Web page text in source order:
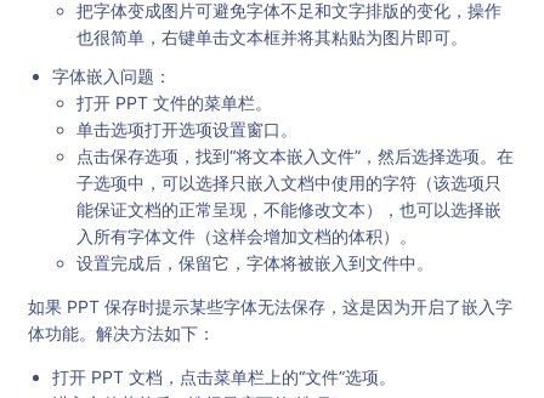
把字体变成图片可避免字体不足和文字排版的变化，操作
也很简单，右键单击文本框并将其粘贴为图片即可。
字体嵌入问题：
打开 PPT 文件的菜单栏。
单击选项打开选项设置窗口。
点击保存选项，找到“将文本嵌入文件”，然后选择选项。在
子选项中，可以选择只嵌入文档中使用的字符（该选项只
能保证文档的正常呈现，不能修改文本），也可以选择嵌
入所有字体文件（这样会增加文档的体积）。
设置完成后，保留它，字体将被嵌入到文件中。
如果 PPT 保存时提示某些字体无法保存，这是因为开启了嵌入字
体功能。解决方法如下：
打开 PPT 文档，点击菜单栏上的“文件”选项。